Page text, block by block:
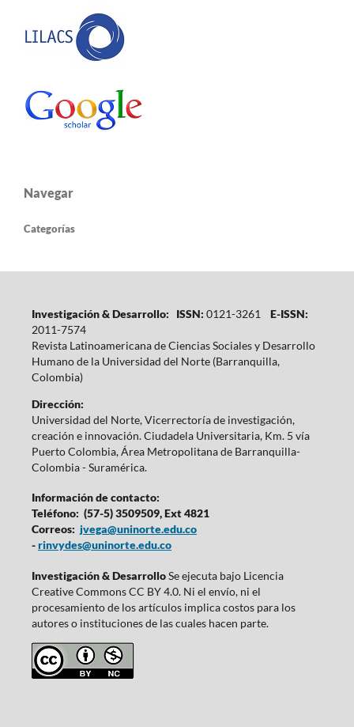
Navegar
Categorías
Investigación & Desarrollo: ISSN: 0121-3261
E-ISSN:
2011-7574
Revista Latinoamericana de Ciencias Sociales y Desarrollo
Humano de la Universidad del Norte (Barranquilla,
Colombia)
Dirección:
Universidad del Norte, Vicerrectoría de investigación,
creación e innovación. Ciudadela Universitaria, Km. 5 vía
Puerto Colombia, Área Metropolitana de Barranquilla-
Colombia - Suramérica.
Información de contacto:
Teléfono: (57-5) 3509509, Ext 4821
Correos: jvega@uninorte.edu.co
-rinvydes@uninorte.edu.co
Investigación & DesarrolloSe ejecuta bajo Licencia
Creative Commons CC BY 4.0. Ni el envío, ni el
procesamiento de los artículos implica costos para los
autores o instituciones de las cuales hacen parte.